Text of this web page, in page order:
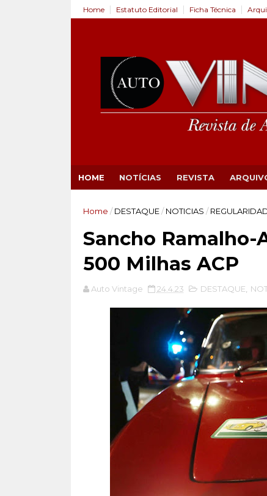
Home Estatuto Editorial Ficha Técnica
HOME NOTÍCIAS REVISTA
Home / DESTAQUE / NOTICIAS /
Sancho
500 Milhas ACP
Auto Vintage 24.4.23 DESTAQUE